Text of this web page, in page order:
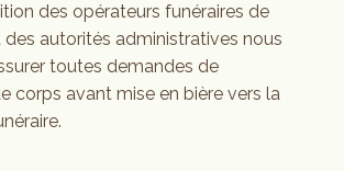
des opérateurs funéraires de
des autorités administratives nous
toutes demandes de
corps avant mise en bière vers la